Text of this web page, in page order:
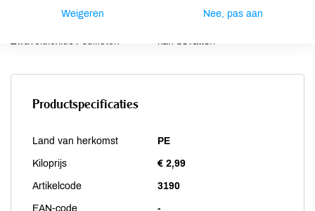
Zwaveldioxide / sulfieten
kan bevatten
Productspecificaties
Land van herkomst PE
Kiloprijs € 2,99
Artikelcode 3190
EAN-code -
Weigeren Nee, pas aan